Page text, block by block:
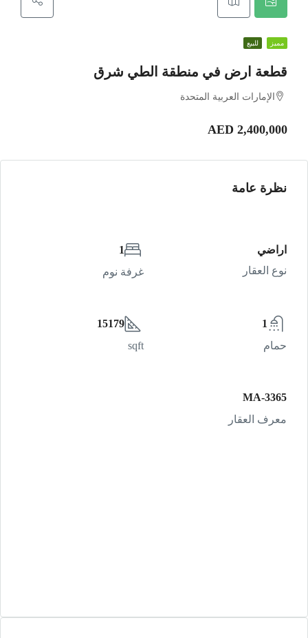
مميز للبيع
قطعة ارض في منطقة الطي شرق
الإمارات العربية المتحدة
AED 2,400,000
نظرة عامة
اراضي
نوع العقار
1
غرفة نوم
1
حمام
15179
sqft
MA-3365
معرف العقار